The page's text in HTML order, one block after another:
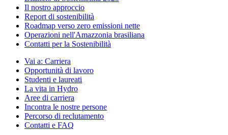
Il nostro approccio
Report di sostenibilità
Roadmap verso zero emissioni nette
Operazioni nell'Amazzonia brasiliana
Contatti per la Sostenibilità
Vai a: Carriera
Opportunità di lavoro
Studenti e laureati
La vita in Hydro
Aree di carriera
Incontra le nostre persone
Percorso di reclutamento
Contatti e FAQ